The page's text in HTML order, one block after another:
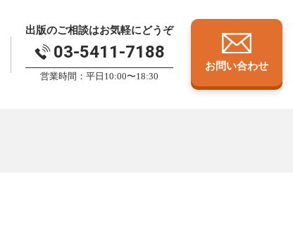
出版のご相談はお気軽にどうぞ
03-5411-7188
営業時間：平日10:00〜18:30
お問い合わせ